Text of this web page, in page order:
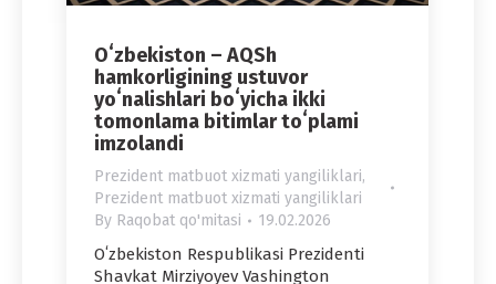
Oʻzbekiston – AQSh
hamkorligining ustuvor
yoʻnalishlari boʻyicha ikki
tomonlama bitimlar toʻplami
imzolandi
Prezident matbuot xizmati yangiliklari,
Prezident matbuot xizmati yangiliklari
By Raqobat qo'mitasi 19.02.2026
Oʻzbekiston Respublikasi Prezidenti
Shavkat Mirziyoyev Vashington